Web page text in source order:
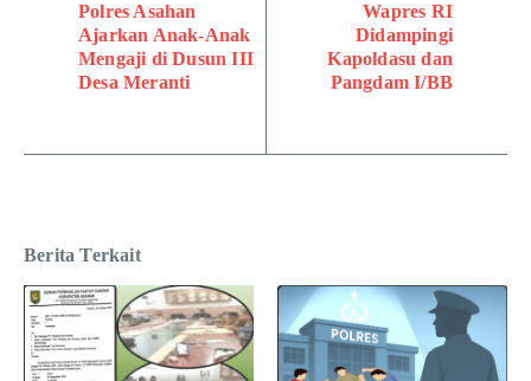
Polres Asahan
Ajarkan Anak-Anak
Mengaji di Dusun III
Desa Meranti
Wapres RI
Didampingi
Kapoldasu dan
Pangdam I/BB
Berita Terkait